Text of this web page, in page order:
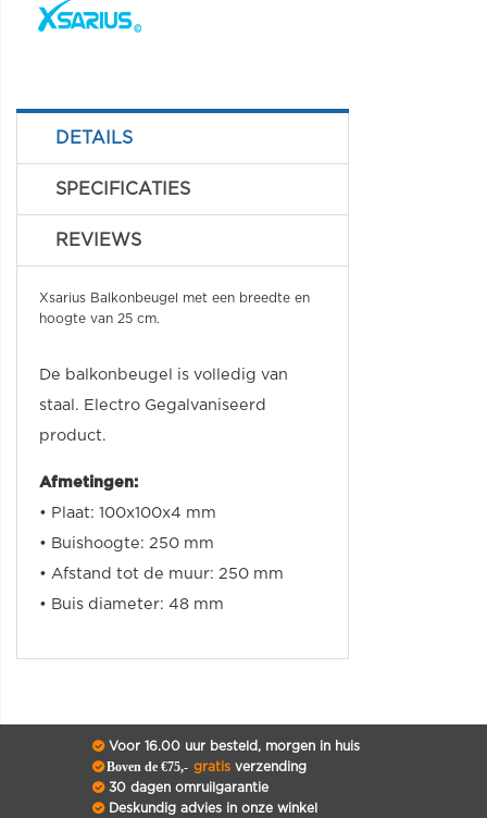
DETAILS
SPECIFICATIES
REVIEWS
Xsarius Balkonbeugel met een breedte en
hoogte van 25 cm.
De balkonbeugel is volledig van
staal. Electro Gegalvaniseerd
product.
Afmetingen:
• Plaat: 100x100x4 mm
• Buishoogte: 250 mm
• Afstand tot de muur: 250 mm
• Buis diameter: 48 mm
Voor 16.00 uur besteld, morgen in huis
Boven de €75,- gratisverzending
30 dagen omruilgarantie
Deskundig advies in onze winkel